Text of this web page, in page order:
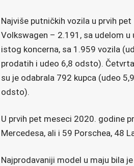
Najviše putničkih vozila u prvih
Volkswagen – 2.191, sa udelom
istog koncerna, sa 1.959 vozila
prodatih i udeo 6,8 odsto).
su je odabrala 792 kupca (udeo
odsto).
U prvih pet meseci 2020. godine
Mercedesa, ali i 59 Porschea, 48
Najprodavaniji model u maju bila